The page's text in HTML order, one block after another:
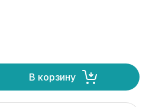
В корзину